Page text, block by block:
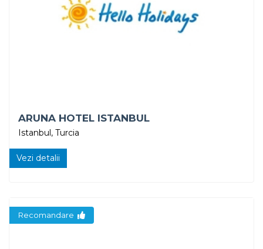
ARUNA HOTEL ISTANBUL
Istanbul, Turcia
Vezi detalii
Recomandare